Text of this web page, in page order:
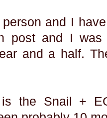
and I
post and I
and a half.
is the Snail +